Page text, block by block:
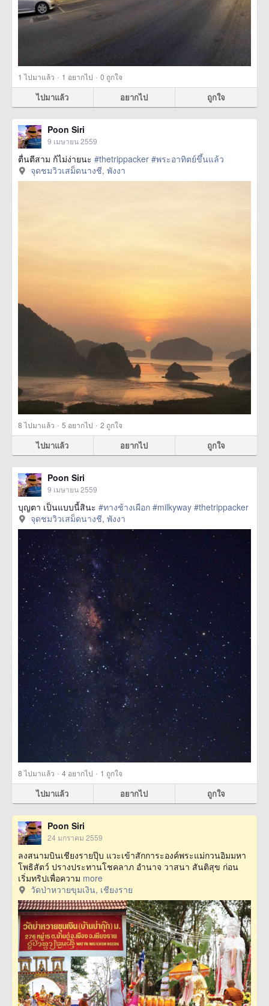
1 ไปมาแล้ว · 1 อยากไป · 0 ถูกใจ
ไปมาแล้ว อยากไป ถูกใจ
Poon Siri
9 เมษายน 2559
ตื่นตีสาม ก้ไม่ง่ายนะ #thetrippacker #พระอาทิตย์ขึ้นแล้ว
จุดชมวิวเสม็ดนางชี, พังงา
8ไปมาแล้ว · 5 อยากไป · 2 ถูกใจ
ไปมาแล้ว อยากไป ถูกใจ
Poon Siri
9 เมษายน 2559
บุญตา เป็นแบบนี้สินะ #ทางช้างเผือก #milkyway #thetrippacker
จุดชมวิวเสม็ดนางชี, พังงา
8ไปมาแล้ว · 4 อยากไป · 1 ถูกใจ
ไปมาแล้ว อยากไป ถูกใจ
Poon Siri
24 มกราคม 2559
ลงสนามบินเชียงรายปุ๊บ แวะเข้าสักการะองค์พระแม่กวนอิมมหา
โพธิสัตว์ ปรางประทานโชคลาภ อำนาจ วาสนา สันติสุข ก่อน
เริ่มทริปเพื่อความ more
วัดป่าหวายขุมเงิน, เชียงราย